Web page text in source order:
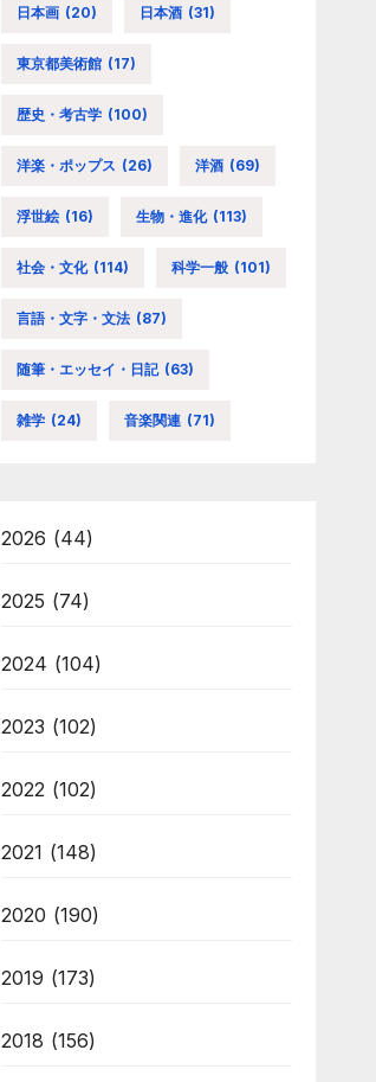
日本画 (20) 日本酒 (31)
東京都美術館 (17)
歴史・考古学 (100)
洋楽・ポップス (26) 洋酒 (69)
浮世絵 (16) 生物・進化 (113)
社会・文化 (114) 科学一般 (101)
言語・文字・文法 (87)
随筆・エッセイ・日記 (63)
雑学 (24) 音楽関連 (71)
2026 (44)
2025 (74)
2024 (104)
2023 (102)
2022 (102)
2021 (148)
2020 (190)
2019 (173)
2018 (156)